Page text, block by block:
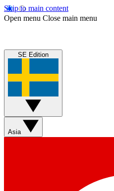
Skip to main content
Open menu Close main menu
SE Edition
Asia